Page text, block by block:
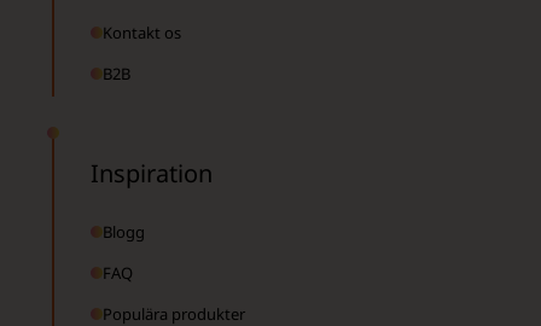
Kontakt os
B2B
Inspiration
Blogg
FAQ
Populära produkter